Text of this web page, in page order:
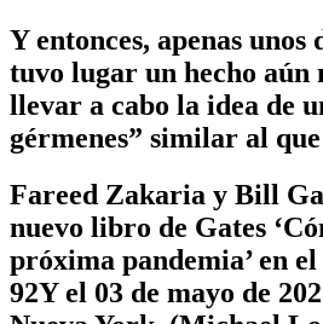
Y entonces, apenas unos
tuvo lugar un hecho aún
llevar a cabo la idea de
gérmenes” similar al
Fareed Zakaria y Bill
nuevo libro de Gates
próxima pandemia’ en
92Y el 03 de mayo de